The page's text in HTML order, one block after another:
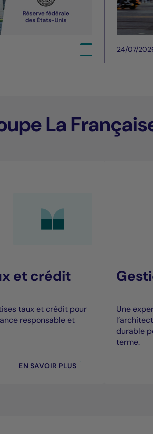
24/07/
La
et crédit
taux et crédit pour
responsable et
EN SAVOIR PLUS
Une
durable
terme.